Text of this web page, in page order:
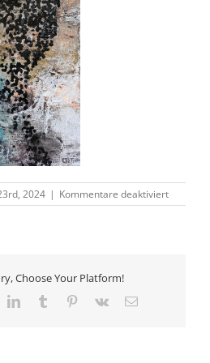
2024 | Kommentare deaktiviertfür
7.p
Choose Your Platform!
LinkedInTumblr Pinterest
Vk
E-